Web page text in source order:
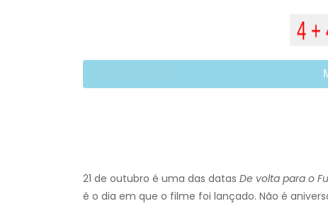
21 de outubro é uma das datas De volta para o
é o dia em que o filme foi lançado. Não é